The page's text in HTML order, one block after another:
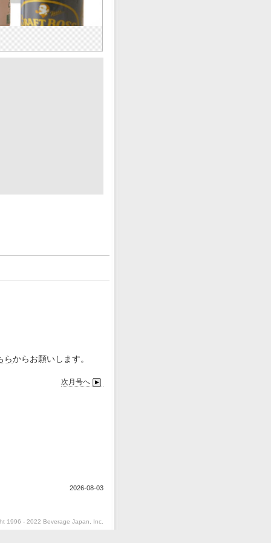
らからお願いします。
次月号へ
2026-08-03
1996 - 2022 Beverage Japan, Inc.